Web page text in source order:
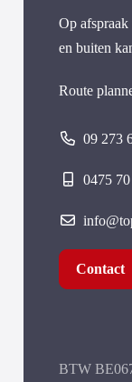
Op afspraak
en buiten
Route
09 273
0475
Contact
BTW